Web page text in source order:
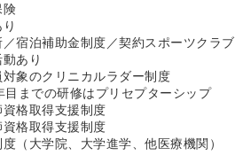
険
／宿泊補助金制度／契約スポーツクラブ
動あり
対象のクリニカルラダー制度
目までの研修はプリセプターシップ
資格取得支援制度
資格取得支援制度
度（大学院、大学進学、他医療機関）